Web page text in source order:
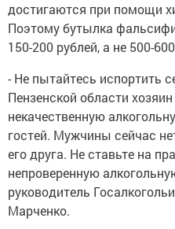
достигаются при помощи
Поэтому бутылка
150-200 рублей, а не 500-
- Не пытайтесь испортить
Пензенской области
некачественную
гостей. Мужчины сейчас
его друга. Не ставьте на
непроверенную
руководитель
Марченко.